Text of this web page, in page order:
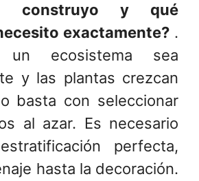
construyo y qué
exactamente? .
ecosistema sea
y las plantas crezcan
basta con seleccionar
al azar. Es necesario
perfecta,
hasta la decoración.